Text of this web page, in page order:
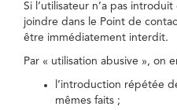
Si l’utilisateur n’a pas
joindre dans le Point de
être immédiatement interdit.
Par « utilisation abusive », on
l’introduction répétée
mêmes faits ;